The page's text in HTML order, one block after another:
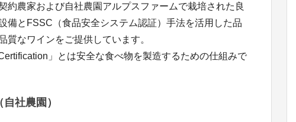
約農家および自社農園アルプスファームで栽培された良
備とFSSC（食品安全システム認証）手法を活用した品
質なワインをご提供しています。
」とは安全な食べ物を製造するための仕組みで
社農園）